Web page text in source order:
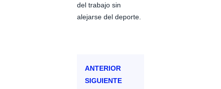
del trabajo sin
alejarse del deporte.
ANTERIOR
SIGUIENTE